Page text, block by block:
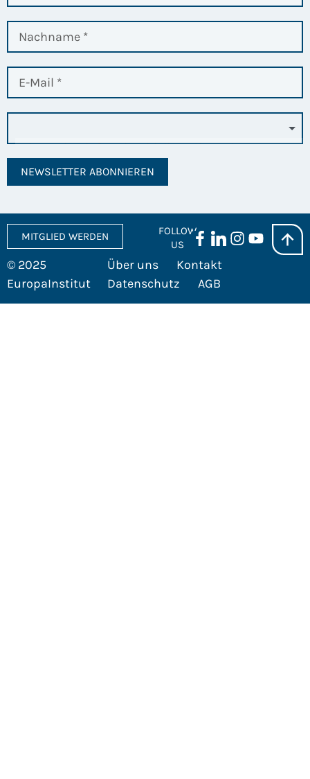
NEWSLETTER ABONNIEREN
© 2025
EuropaInstitut
Über uns
Kontakt
Datenschutz
AGB
MITGLIED WERDEN
FOLLOW
US